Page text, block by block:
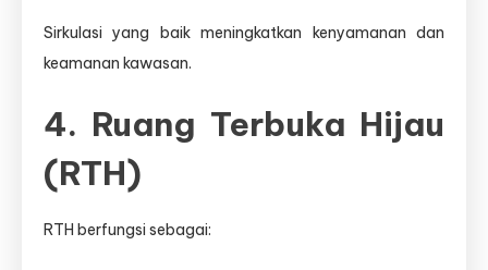
Sirkulasi yang baik meningkatkan kenyamanan dan
keamanan kawasan.
4. Ruang Terbuka Hijau
(RTH)
RTH berfungsi sebagai: